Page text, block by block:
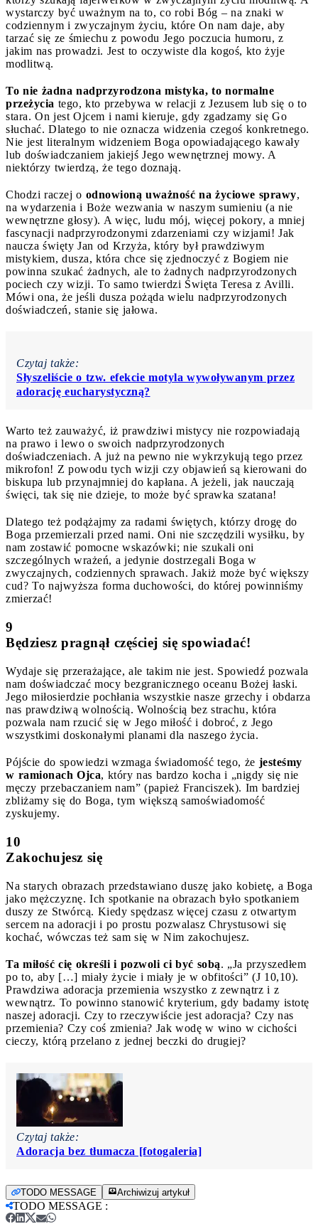
wystarczy być uważnym na to, co robi Bóg – na znaki w
codziennym i zwyczajnym życiu, które On nam daje, aby
tarzać się ze śmiechu z powodu Jego poczucia humoru, z
jakim nas prowadzi. Jest to oczywiste dla kogoś, kto żyje
modlitwą.
To nie żadna nadprzyrodzona mistyka, to normalne
przeżycia tego, kto przebywa w relacji z Jezusem lub się o to
stara. On jest Ojcem i nami kieruje, gdy zgadzamy się Go
słuchać. Dlatego to nie oznacza widzenia czegoś konkretnego.
Nie jest literalnym widzeniem Boga opowiadającego kawały
lub doświadczaniem jakiejś Jego wewnętrznej mowy. A
niektórzy twierdzą, że tego doznają.
Chodzi raczej o odnowioną uważność na życiowe sprawy,
na wydarzenia i Boże wezwania w naszym sumieniu (a nie
wewnętrzne głosy). A więc, ludu mój, więcej pokory, a mniej
fascynacji nadprzyrodzonymi zdarzeniami czy wizjami! Jak
naucza święty Jan od Krzyża, który był prawdziwym
mistykiem, dusza, która chce się zjednoczyć z Bogiem nie
powinna szukać żadnych, ale to żadnych nadprzyrodzonych
pociech czy wizji. To samo twierdzi Święta Teresa z Avilli.
Mówi ona, że jeśli dusza pożąda wielu nadprzyrodzonych
doświadczeń, stanie się jałowa.
Czytaj także:
Słyszeliście o tzw. efekcie motyla wywoływanym przez
adorację eucharystyczną?
Warto też zauważyć, iż prawdziwi mistycy nie rozpowiadają
na prawo i lewo o swoich nadprzyrodzonych
doświadczeniach. A już na pewno nie wykrzykują tego przez
mikrofon! Z powodu tych wizji czy objawień są kierowani do
biskupa lub przynajmniej do kapłana. A jeżeli, jak nauczają
święci, tak się nie dzieje, to może być sprawka szatana!
Dlatego też podążajmy za radami świętych, którzy drogę do
Boga przemierzali przed nami. Oni nie szczędzili wysiłku, by
nam zostawić pomocne wskazówki; nie szukali oni
szczególnych wrażeń, a jedynie dostrzegali Boga w
zwyczajnych, codziennych sprawach. Jakiż może być większy
cud? To najwyższa forma duchowości, do której powinniśmy
zmierzać!
9
Będziesz pragnął częściej się spowiadać!
Wydaje się przerażające, ale takim nie jest. Spowiedź pozwala
nam doświadczać mocy bezgranicznego oceanu Bożej łaski.
Jego miłosierdzie pochłania wszystkie nasze grzechy i obdarza
nas prawdziwą wolnością. Wolnością bez strachu, która
pozwala nam rzucić się w Jego miłość i dobroć, z Jego
wszystkimi doskonałymi planami dla naszego życia.
Pójście do spowiedzi wzmaga świadomość tego, że jesteśmy
w ramionach Ojca, który nas bardzo kocha i „nigdy się nie
męczy przebaczaniem nam” (papież Franciszek). Im bardziej
zbliżamy się do Boga, tym większą samoświadomość
zyskujemy.
10
Zakochujesz się
Na starych obrazach przedstawiano duszę jako kobietę, a Boga
jako mężczyznę. Ich spotkanie na obrazach było spotkaniem
duszy ze Stwórcą. Kiedy spędzasz więcej czasu z otwartym
sercem na adoracji i po prostu pozwalasz Chrystusowi się
kochać, wówczas też sam się w Nim zakochujesz.
Ta miłość cię określi i pozwoli ci być sobą. „Ja przyszedłem
po to, aby […] miały życie i miały je w obfitości” (J 10,10).
Prawdziwa adoracja przemienia wszystko z zewnątrz i z
wewnątrz. To powinno stanowić kryterium, gdy badamy istotę
naszej adoracji. Czy to rzeczywiście jest adoracja? Czy nas
przemienia? Czy coś zmienia? Jak wodę w wino w cichości
cieczy, którą przelano z jednej beczki do drugiej?
Czytaj także:
Adoracja bez tłumacza [fotogaleria]
TODO MESSAGE Archiwizuj artykuł
TODO MESSAGE :